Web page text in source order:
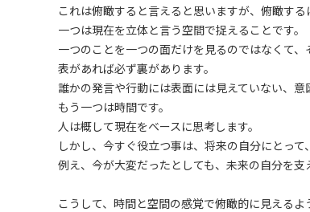
これは俯瞰すると言えると思いますが、俯瞰する
一つは現在を立体と言う空間で捉えることです。
一つのことを一つの面だけを見るのではなくて
表があれば必ず裏があります。
誰かの発言や行動には表面には見えていない、意
もう一つは時間です。
人は概して現在をベースに思考します。
しかし、今すぐ役立つ事は、将来の自分にとっ
例え、今が大変だったとしても、未来の自分を
こうして、時間と空間の感覚で俯瞰的に見える